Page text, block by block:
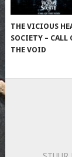
THE VICIOUS
SOCIETY – CALL
THE VOID